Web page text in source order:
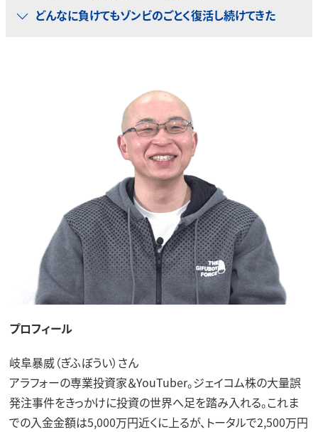
どんなに負けてもゾンビのごとく復活し続けてきた
プロフィール
岐阜暴威（ぎふぼうい）さん
アラフォーの専業投資家＆YouTuber。ジェイコム株の大量誤
発注事件をきっかけに投資の世界へ足を踏み入れる。これま
での入金金額は5,000万円近くに上るが、トータルで2,500万円